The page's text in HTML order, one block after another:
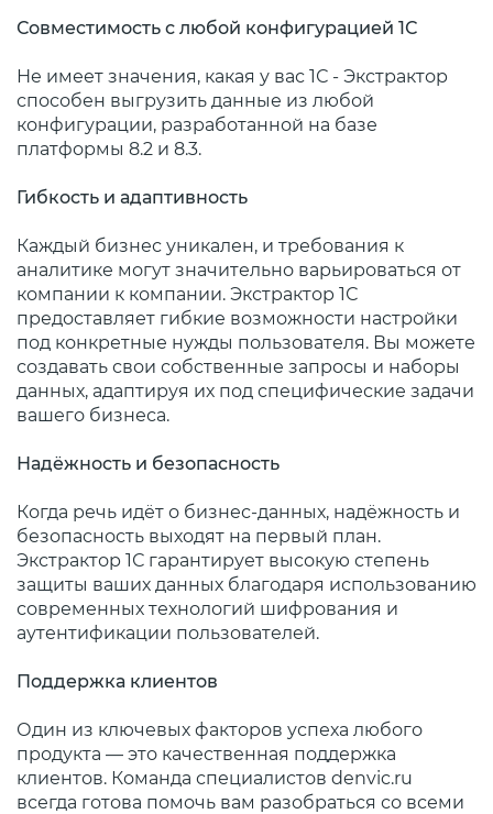
Совместимость с любой конфигурацией 1С
Не имеет значения, какая у вас 1С - Экстрактор
способен выгрузить данные из любой
конфигурации, разработанной на базе
платформы 8.2 и 8.3.
Гибкость и адаптивность
Каждый бизнес уникален, и требования к
аналитике могут значительно варьироваться от
компании к компании. Экстрактор 1С
предоставляет гибкие возможности настройки
под конкретные нужды пользователя. Вы можете
создавать свои собственные запросы и наборы
данных, адаптируя их под специфические задачи
вашего бизнеса.
Надёжность и безопасность
Когда речь идёт о бизнес-данных, надёжность и
безопасность выходят на первый план.
Экстрактор 1С гарантирует высокую степень
защиты ваших данных благодаря использованию
современных технологий шифрования и
аутентификации пользователей.
Поддержка клиентов
Один из ключевых факторов успеха любого
продукта — это качественная поддержка
клиентов. Команда специалистов denvic.ru
всегда готова помочь вам разобраться со всеми